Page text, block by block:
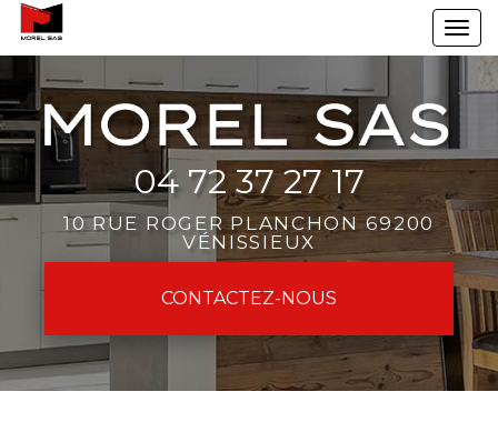
Aller
au
principal
04 72 37 27 17
10 RUE ROGER PLANCHON 69200
VÉNISSIEUX
CONTACTEZ-NOUS